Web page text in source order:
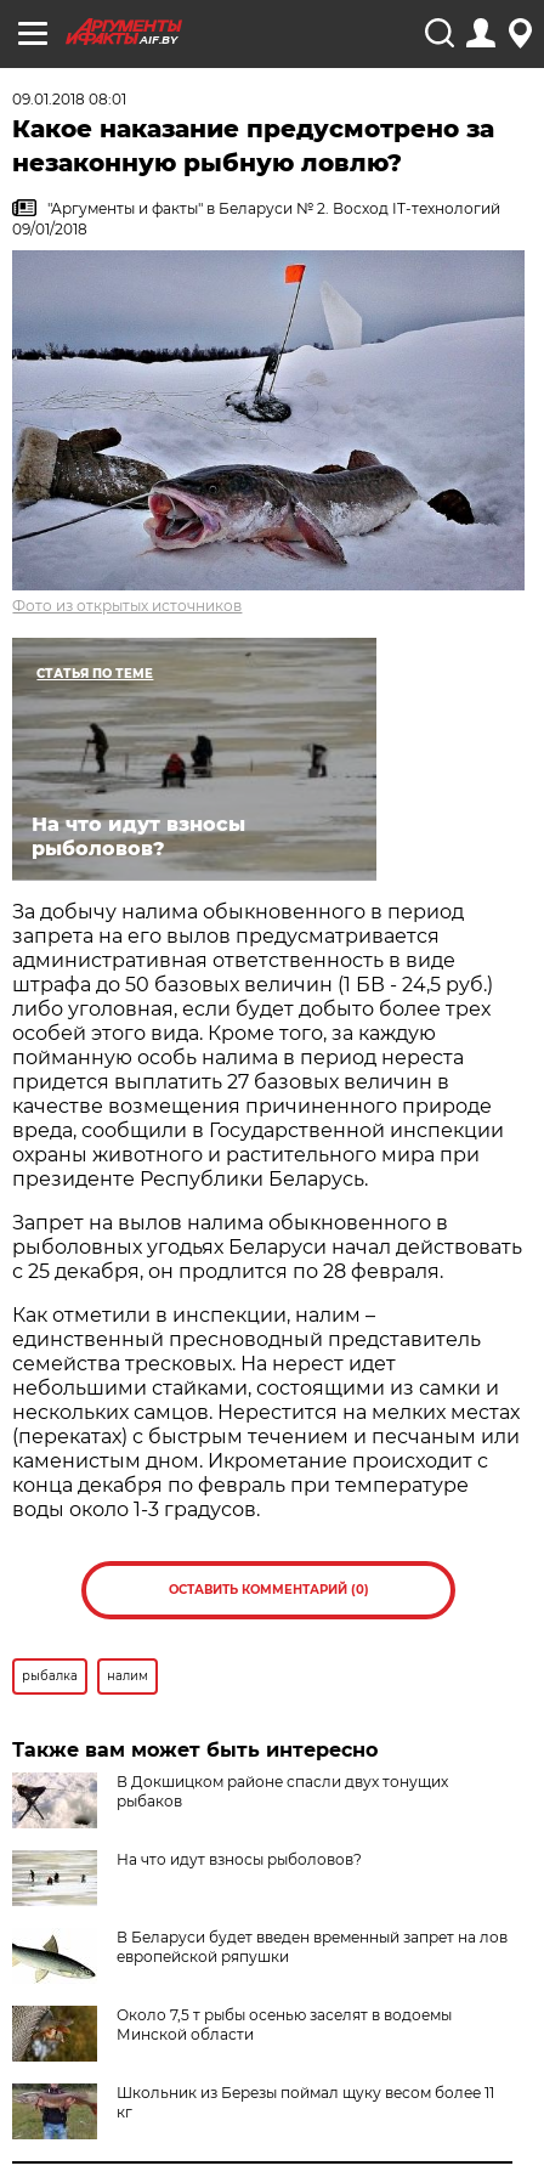
AIF.BY
09.01.2018 08:01
Какое наказание предусмотрено за
незаконную рыбную ловлю?
"Аргументы и факты" в Беларуси № 2. Восход IT-технологий
09/01/2018
Фото из открытых источников
СТАТЬЯ ПО ТЕМЕ
На что идут взносы
рыболовов?
За добычу налима обыкновенного в период
запрета на его вылов предусматривается
административная ответственность в виде
штрафа до 50 базовых величин (1 БВ - 24,5 руб.)
либо уголовная, если будет добыто более трех
особей этого вида. Кроме того, за каждую
пойманную особь налима в период нереста
придется выплатить 27 базовых величин в
качестве возмещения причиненного природе
вреда, сообщили в Государственной инспекции
охраны животного и растительного мира при
президенте Республики Беларусь.
Запрет на вылов налима обыкновенного в
рыболовных угодьях Беларуси начал действовать
с 25 декабря, он продлится по 28 февраля.
Как отметили в инспекции, налим –
единственный пресноводный представитель
семейства тресковых. На нерест идет
небольшими стайками, состоящими из самки и
нескольких самцов. Нерестится на мелких местах
(перекатах) с быстрым течением и песчаным или
каменистым дном. Икрометание происходит с
конца декабря по февраль при температуре
воды около 1-3 градусов.
ОСТАВИТЬ КОММЕНТАРИЙ (0)
рыбалка налим
Также вам может быть интересно
В Докшицком районе спасли двух тонущих
рыбаков
На что идут взносы рыболовов?
В Беларуси будет введен временный запрет на лов
европейской ряпушки
Около 7,5 т рыбы осенью заселят в водоемы
Минской области
Школьник из Березы поймал щуку весом более 11
кг